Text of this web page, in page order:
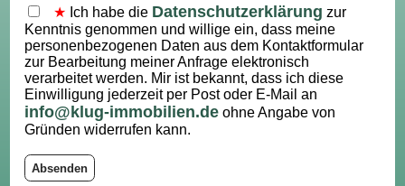
Ich habe die Datenschutzerklärung zur
Kenntnis genommen und willige ein, dass meine
personenbezogenen Daten aus dem Kontaktformular
zur Bearbeitung meiner Anfrage elektronisch
verarbeitet werden. Mir ist bekannt, dass ich diese
Einwilligung jederzeit per Post oder E-Mail an
info@klug-immobilien.de ohne Angabe von
Gründen widerrufen kann.
Absenden